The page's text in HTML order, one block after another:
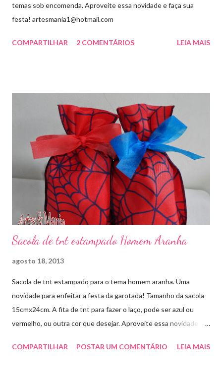
temas sob encomenda. Aproveite essa novidade e faça sua
festa! artesmania1@hotmail.com
COMPARTILHAR 2 COMENTÁRIOS LEIA MAIS
Sacola de tnt estampado Homem Aranha
agosto 18, 2013
Sacola de tnt estampado para o tema homem aranha. Uma
novidade para enfeitar a festa da garotada! Tamanho da sacola
15cmx24cm. A fita de tnt para fazer o laço, pode ser azul ou
vermelho, ou outra cor que desejar. Aproveite essa novidade e
COMPARTILHAR
POSTAR UM COMENTÁRIO LEIA MAIS